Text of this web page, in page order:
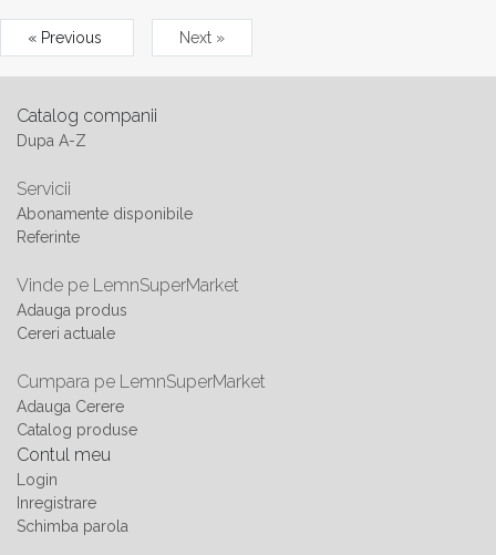
« Previous Next »
Catalog companii
Dupa A-Z
Servicii
Abonamente disponibile
Referinte
Vinde pe LemnSuperMarket
Adauga produs
Cereri actuale
Cumpara pe LemnSuperMarket
Adauga Cerere
Catalog produse
Contul meu
Login
Inregistrare
Schimba parola